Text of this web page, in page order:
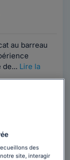
au barreau
de... Lire la
en
?
chez vous
des
site, interagir